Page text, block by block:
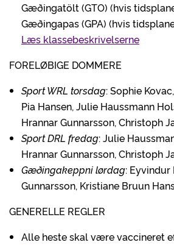
Gæðingatölt (GTO) (hvis
Gæðingapas (GPA) (hvis
Læs klassebeskrivelserne
FORELØBIGE DOMMERE
Sport WRL torsdag: Sophie
Pia Hansen, Julie Haussmann
Hrannar Gunnarsson, Christoph
Sport DRL fredag: Julie
Hrannar Gunnarsson, Christoph
Gæðingakeppni lørdag: Eyvindur
Gunnarsson, Kristiane Bruun
GENERELLE REGLER
Alle heste skal være vaccineret